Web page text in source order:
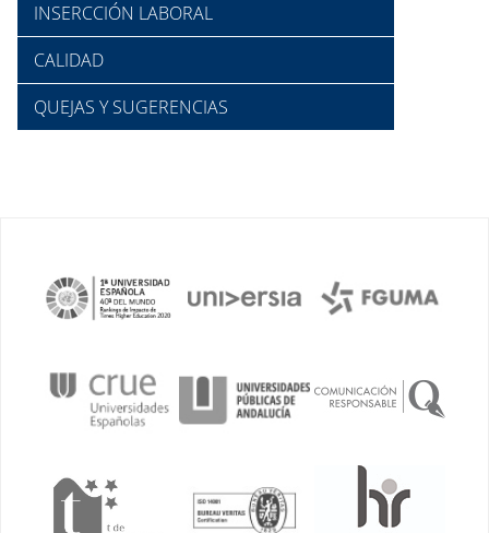
INSERCCIÓN LABORAL
CALIDAD
QUEJAS Y SUGERENCIAS